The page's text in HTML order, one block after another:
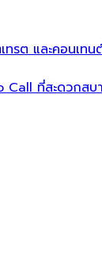
รต และคอนเท
Call ที่สะดวกสบ